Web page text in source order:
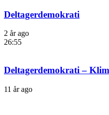
Deltagerdemokrati
2 år ago
26:55
Deltagerdemokrati –
11 år ago